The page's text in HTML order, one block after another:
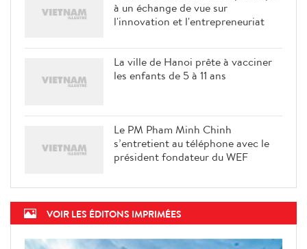
Le PM Pham Minh Chinh participe
à un échange de vue sur
l'innovation et l'entrepreneuriat
Le PM Pham Minh Chinh
s’entretient au téléphone avec le
VOIR LES ÉDITONS IMPRIMÉES